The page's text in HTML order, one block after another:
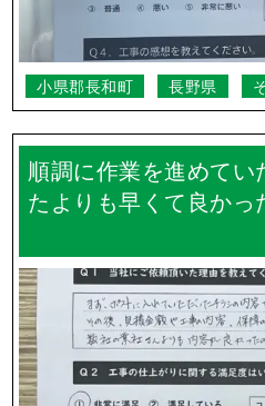
小県郡長和町 長野県
順調に作業を進めてい
たよりも早くて良かっ